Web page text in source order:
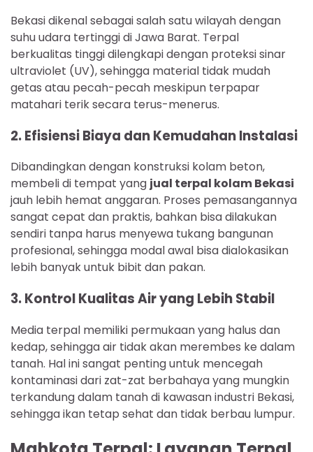
Bekasi dikenal sebagai salah satu wilayah dengan
suhu udara tertinggi di Jawa Barat. Terpal
berkualitas tinggi dilengkapi dengan proteksi sinar
ultraviolet (UV), sehingga material tidak mudah
getas atau pecah-pecah meskipun terpapar
matahari terik secara terus-menerus.
2. Efisiensi Biaya dan Kemudahan Instalasi
Dibandingkan dengan konstruksi kolam beton,
membeli di tempat yang jual terpal kolam Bekasi
jauh lebih hemat anggaran. Proses pemasangannya
sangat cepat dan praktis, bahkan bisa dilakukan
sendiri tanpa harus menyewa tukang bangunan
profesional, sehingga modal awal bisa dialokasikan
lebih banyak untuk bibit dan pakan.
3. Kontrol Kualitas Air yang Lebih Stabil
Media terpal memiliki permukaan yang halus dan
kedap, sehingga air tidak akan merembes ke dalam
tanah. Hal ini sangat penting untuk mencegah
kontaminasi dari zat-zat berbahaya yang mungkin
terkandung dalam tanah di kawasan industri Bekasi,
sehingga ikan tetap sehat dan tidak berbau lumpur.